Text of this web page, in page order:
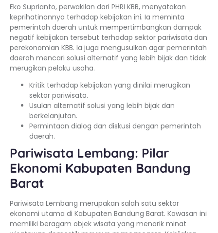
Eko Suprianto, perwakilan dari PHRI KBB, menyatakan
keprihatinannya terhadap kebijakan ini. Ia meminta
pemerintah daerah untuk mempertimbangkan dampak
negatif kebijakan tersebut terhadap sektor pariwisata dan
perekonomian KBB. Ia juga mengusulkan agar pemerintah
daerah mencari solusi alternatif yang lebih bijak dan tidak
merugikan pelaku usaha.
Kritik terhadap kebijakan yang dinilai merugikan
sektor pariwisata.
Usulan alternatif solusi yang lebih bijak dan
berkelanjutan.
Permintaan dialog dan diskusi dengan pemerintah
daerah.
Pariwisata Lembang: Pilar
Ekonomi Kabupaten Bandung
Barat
Pariwisata Lembang merupakan salah satu sektor
ekonomi utama di Kabupaten Bandung Barat. Kawasan ini
memiliki beragam objek wisata yang menarik minat